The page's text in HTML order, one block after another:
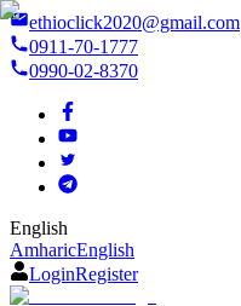
ethioclick2020@gmail.com
0911-70-1777
0990-02-8370
English
AmharicEnglish
LoginRegister